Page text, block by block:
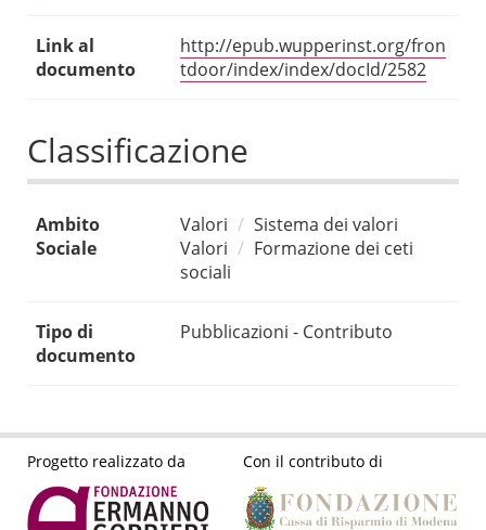
Link al
documento
http://epub.wupperinst.org/fron
tdoor/index/index/docId/2582
Classificazione
Ambito
Sociale
Valori
Sistema dei valori
Valori
Formazione dei ceti
sociali
Tipo di
documento
Pubblicazioni - Contributo
Progetto realizzato da Con il contributo di